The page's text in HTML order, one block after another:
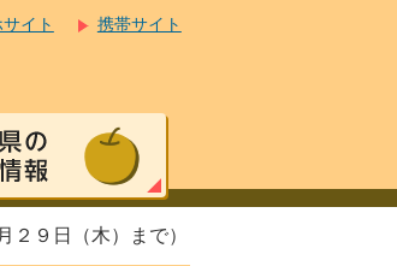
携帯サイト
イト
９日（木）まで）